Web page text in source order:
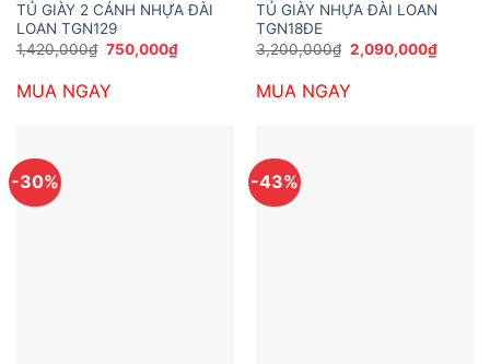
TỦ GIÀY 2 CÁNH NHỰA ĐÀI
LOAN TGN129
1,420,000₫ Giá
gốc
1,420,000₫.
750,000₫Giá
hiện
MUA NGAY
TỦ GIÀY NHỰA ĐÀI LOAN
TGN18ĐE
3,200,000₫ Giá
gốc
3,200,000₫.
2,090,000₫Giá
hiện
MUA NGAY
-30% -43%